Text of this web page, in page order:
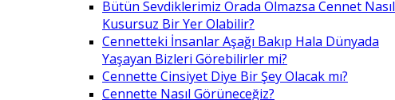
Bütün Sevdiklerimiz Orada Olmazsa Cennet Nasıl
Kusursuz Bir Yer Olabilir?
Cennetteki İnsanlar Aşağı Bakıp Hala Dünyada
Yaşayan Bizleri Görebilirler mi?
Cennette Cinsiyet Diye Bir Şey Olacak mı?
Cennette Nasıl Görüneceğiz?